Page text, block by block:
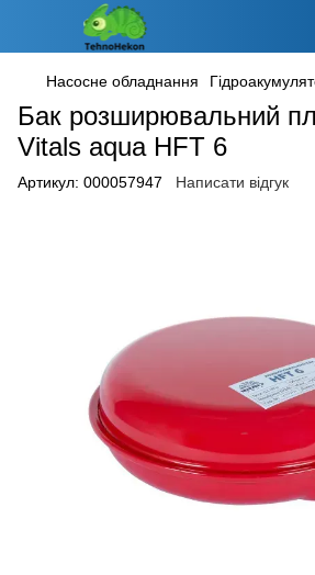
Насосне обладнання
Бак розширювальний
Vitals aqua HFT 6
Артикул: 000057947 Написати відгук